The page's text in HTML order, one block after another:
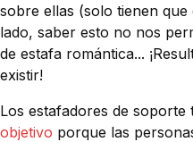
sobre ellas (solo tienen
lado, saber esto no nos
de estafa romántica...
existir!
Los estafadores de
objetivo porque las